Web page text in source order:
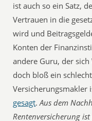
ist auch so ein Satz,
Vertrauen in die
wird und
Konten der
andere Guru, der
doch bloß ein
Versicherungsmakler
gesagt.Aus dem
Rentenversicherung